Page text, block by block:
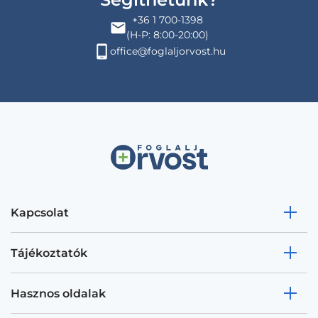
+36 1 700-1398
(H-P: 8:00-20:00)
office@foglaljorvost.hu
Kapcsolat
Tájékoztatók
Hasznos oldalak